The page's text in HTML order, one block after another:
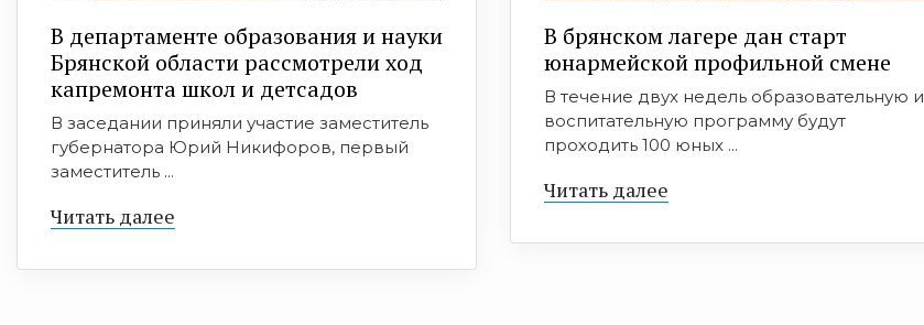
В департаменте образования и науки
Брянской области рассмотрели ход
капремонта школ и детсадов
В заседании приняли участие заместитель
губернатора Юрий Никифоров, первый
заместитель ...
Читать далее
В брянском лагере дан старт
юнармейской профильной смене
В течение двух недель образовательную и
воспитательную программу будут
проходить 100 юных ...
Читать далее